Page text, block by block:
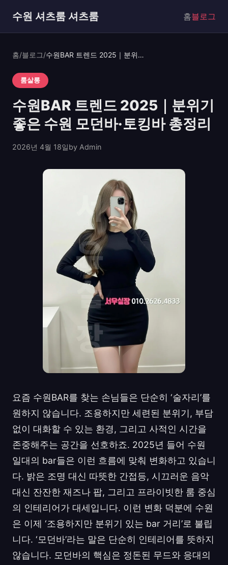
수원 셔츠룸 셔츠룸 홈블로그
홈/블로그/ 수원BAR 트렌드 2025｜분위기 좋은 수원 모던바·토킹바 총정리
룸살롱
수원BAR 트렌드 2025｜분위기
좋은 수원 모던바·토킹바 총정리
2026년 4월 18일by Admin
요즘 수원BAR를 찾는 손님들은 단순히 ‘술자리’를
원하지 않습니다. 조용하지만 세련된 분위기, 부담
없이 대화할 수 있는 환경, 그리고 사적인 시간을
존중해주는 공간을 선호하죠. 2025년 들어 수원
일대의 bar들은 이런 흐름에 맞춰 변화하고 있습니
다. 밝은 조명 대신 따뜻한 간접등, 시끄러운 음악
대신 잔잔한 재즈나 팝, 그리고 프라이빗한 룸 중심
의 인테리어가 대세입니다. 이런 변화 덕분에 수원
은 이제 ‘조용하지만 분위기 있는 bar 거리’로 불립
니다. ‘모던바’라는 말은 단순히 인테리어를 뜻하지
않습니다. 모던바의 핵심은 정돈된 무드와 응대의